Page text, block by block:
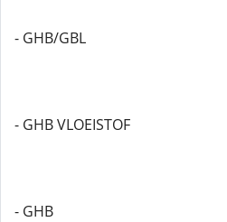
- GHB/GBL
- GHB VLOEISTOF
- GHB